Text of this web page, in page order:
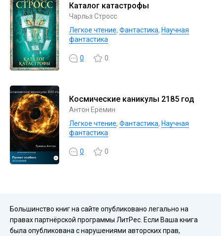
Каталог катастрофы
Чарльз Стросс
Легкое чтение, Фантастика, Научная
фантастика
0 0
Космические каникулы 2185 год
Антон Ерёмин
Легкое чтение, Фантастика, Научная
фантастика
0 0
Большинство книг на сайте опубликовано легально на
правах партнёрской программы ЛитРес. Если Ваша книга
была опубликована с нарушениями авторских прав,